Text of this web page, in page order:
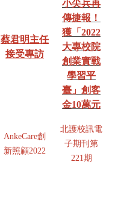
蔡君明主任
接受專訪
小尖兵再
傳捷報！
獲「2022
大專校院
創業實戰
學習平
臺」創客
金10萬元
AnkeCare創
新照顧2022
北護校訊電
子期刊第
221期